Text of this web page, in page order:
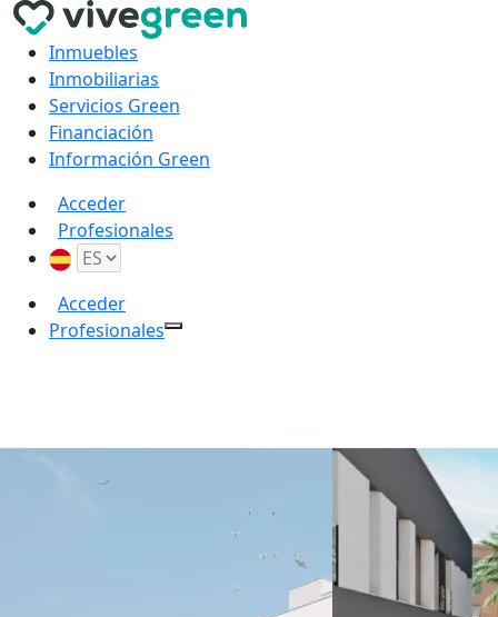
Inmuebles
Inmobiliarias
Servicios Green
Financiación
Información Green
Acceder
Profesionales
Acceder
Profesionales